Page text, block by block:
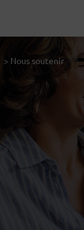
> Nous soutenir